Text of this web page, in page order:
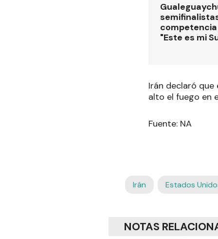
"Este es mi
Irán declaró que
alto el fuego en
Fuente: NA
Irán Estados
NOTAS